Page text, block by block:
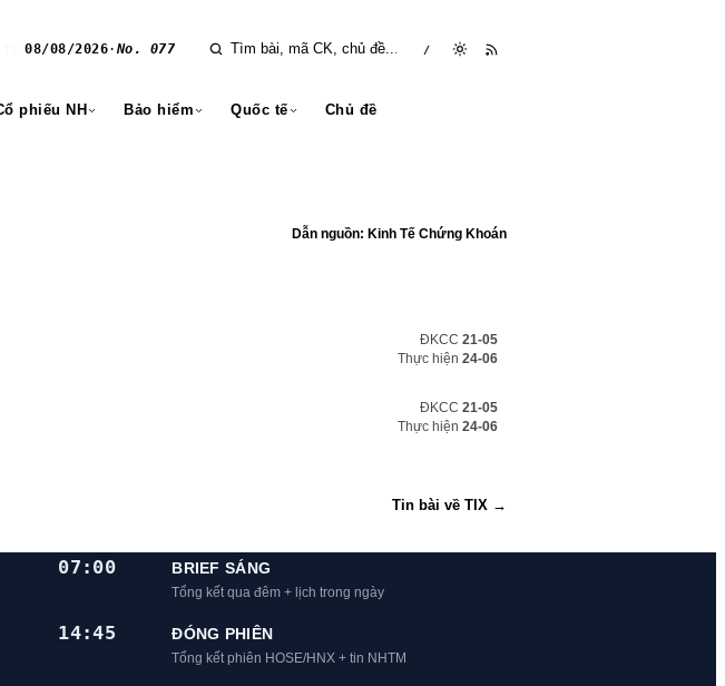
08/08/2026· No. 077 /
phiếu NH Bảo hiểm Quốc tế Chủ đề
Dẫn nguồn: Kinh Tế Chứng Khoán
ĐKCC 21-05
Thực hiện 24-06
ĐKCC 21-05
Thực hiện 24-06
Tin bài về TIX →
07:00 BRIEF SÁNG
Tổng kết qua đêm + lịch trong ngày
14:45 ĐÓNG PHIÊN
Tổng kết phiên HOSE/HNX + tin NHTM